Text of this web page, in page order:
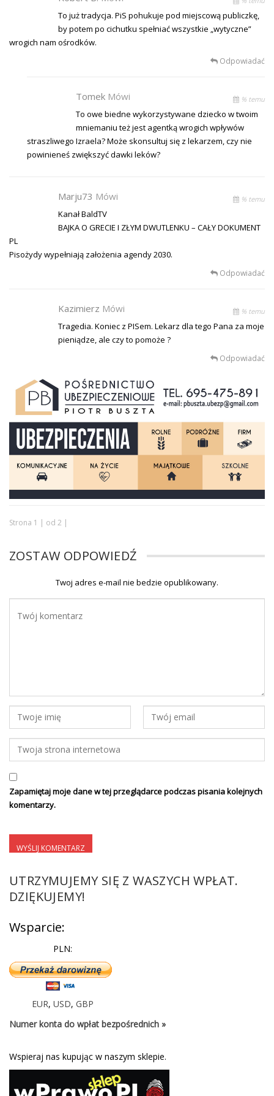
To już tradycja. PiS pohukuje pod miejscową publiczkę,
by potem po cichutku spełniać wszystkie „wytyczne”
wrogich nam ośrodków.
Odpowiadać
Tomek Mówi % temu
To owe biedne wykorzystywane dziecko w twoim
mniemaniu też jest agentką wrogich wpływów
straszliwego Izraela? Może skonsultuj się z lekarzem, czy nie
powinieneś zwiększyć dawki leków?
Marju73 Mówi % temu
Kanał BaldTV
BAJKA O GRECIE I ZŁYM DWUTLENKU – CAŁY DOKUMENT
PL
Pisożydy wypełniają założenia agendy 2030.
Odpowiadać
Kazimierz Mówi % temu
Tragedia. Koniec z PISem. Lekarz dla tego Pana za moje
pieniądze, ale czy to pomoże ?
Odpowiadać
Strona 1 | od 2 |
ZOSTAW ODPOWIEDŹ
Twoj adres e-mail nie bedzie opublikowany.
Zapamiętaj moje dane w tej przeglądarce podczas pisania kolejnych
komentarzy.
UTRZYMUJEMY SIĘ Z WASZYCH WPŁAT.
DZIĘKUJEMY!
Wsparcie:
PLN:
EUR, USD, GBP
Numer konta do wpłat bezpośrednich »
Wspieraj nas kupując w naszym sklepie.